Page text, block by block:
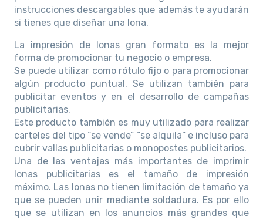
instrucciones descargables que además te ayudarán
si tienes que diseñar una lona.
La impresión de lonas gran formato es la mejor
forma de promocionar tu negocio o empresa.
Se puede utilizar como rótulo fijo o para promocionar
algún producto puntual. Se utilizan también para
publicitar eventos y en el desarrollo de campañas
publicitarias.
Este producto también es muy utilizado para realizar
carteles del tipo “se vende” “se alquila” e incluso para
cubrir vallas publicitarias o monopostes publicitarios.
Una de las ventajas más importantes de imprimir
lonas publicitarias es el tamaño de impresión
máximo. Las lonas no tienen limitación de tamaño ya
que se pueden unir mediante soldadura. Es por ello
que se utilizan en los anuncios más grandes que